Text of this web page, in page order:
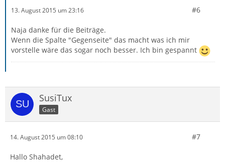
13. August 2015 um 23:16 #6
Naja danke für die Beiträge.
Wenn die Spalte "Gegenseite" das macht was ich mir
vorstelle wäre das sogar noch besser. Ich bin gespannt
SusiTux
Gast
14. August 2015 um 08:10 #7
Hallo Shahadet,